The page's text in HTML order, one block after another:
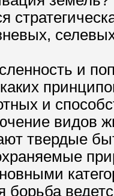
и
и
видов
твердые
борьба